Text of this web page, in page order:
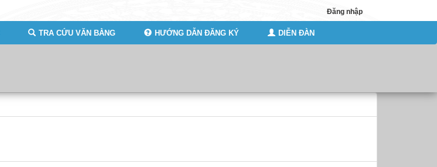
Đăng nhập
TRA CỨU VĂN BẰNG HƯỚNG DẪN ĐĂNG KÝ DIỄN ĐÀN